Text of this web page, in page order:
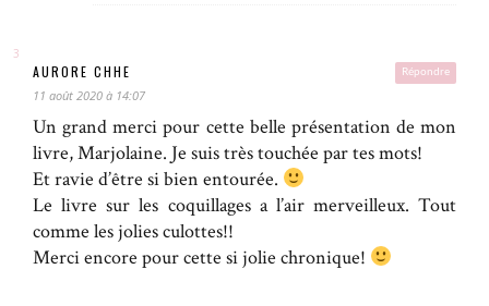
Répondre
AURORE CHHE
11 août 2020 à 14:07
Un grand merci pour cette belle présentation de mon
livre, Marjolaine. Je suis très touchée par tes mots!
Et ravie d’être si bien entourée.
Le livre sur les coquillages a l’air merveilleux. Tout
comme les jolies culottes!!
Merci encore pour cette si jolie chronique!